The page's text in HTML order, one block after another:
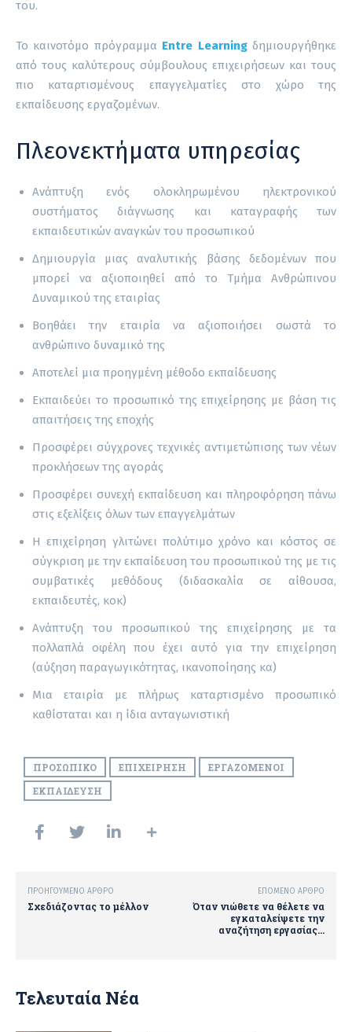
του.
Το καινοτόμο πρόγραμμα Entre Learningδημιουργήθηκε
από τους καλύτερους σύμβουλους επιχειρήσεων και τους
πιο καταρτισμένους επαγγελματίες στο χώρο της
εκπαίδευσης εργαζομένων.
Πλεονεκτήματα υπηρεσίας
Ανάπτυξη ενός ολοκληρωμένου ηλεκτρονικού
συστήματος διάγνωσης και καταγραφής των
εκπαιδευτικών αναγκών του προσωπικού
Δημιουργία μιας αναλυτικής βάσης δεδομένων που
μπορεί να αξιοποιηθεί από το Τμήμα Ανθρώπινου
Δυναμικού της εταιρίας
Βοηθάει την εταιρία να αξιοποιήσει σωστά το
ανθρώπινο δυναμικό της
Αποτελεί μια προηγμένη μέθοδο εκπαίδευσης
Εκπαιδεύει το προσωπικό της επιχείρησης με βάση τις
απαιτήσεις της εποχής
Προσφέρει σύγχρονες τεχνικές αντιμετώπισης των νέων
προκλήσεων της αγοράς
Προσφέρει συνεχή εκπαίδευση και πληροφόρηση πάνω
στις εξελίξεις όλων των επαγγελμάτων
Η επιχείρηση γλιτώνει πολύτιμο χρόνο και κόστος σε
σύγκριση με την εκπαίδευση του προσωπικού της με τις
συμβατικές μεθόδους (διδασκαλία σε αίθουσα,
εκπαιδευτές, κοκ)
Ανάπτυξη του προσωπικού της επιχείρησης με τα
πολλαπλά οφέλη που έχει αυτό για την επιχείρηση
(αύξηση παραγωγικότητας, ικανοποίησης κα)
Μια εταιρία με πλήρως καταρτισμένο προσωπικό
καθίσταται και η ίδια ανταγωνιστική
ΠΡΟΣΩΠΙΚΌ ΕΠΙΧΕΊΡΗΣΗ
ΕΡΓΑΖΌΜΕΝΟΙ
ΕΚΠΑΊΔΕΥΣΗ
ΠΡΟΗΓΟΎΜΕΝΟ ΆΡΘΡΟ
Σχεδιάζοντας το μέλλον
ΕΠΌΜΕΝΟ ΆΡΘΡΟ
Όταν νιώθετε να θέλετε να
εγκαταλείψετε την
αναζήτηση εργασίας…
Τελευταία Νέα